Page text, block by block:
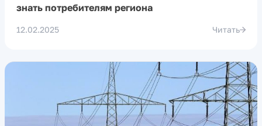
знать потребителям региона
12.02.2025 Читать